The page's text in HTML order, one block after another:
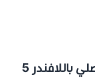
كابتن باور مسحوق الملابس الأصلي باللافندر 5